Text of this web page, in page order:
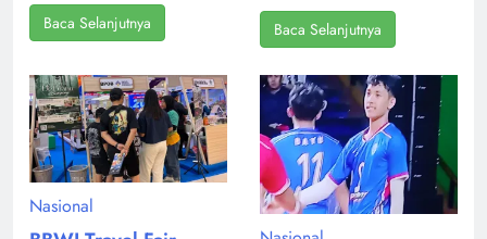
Baca Selanjutnya Baca Selanjutnya
Nasional